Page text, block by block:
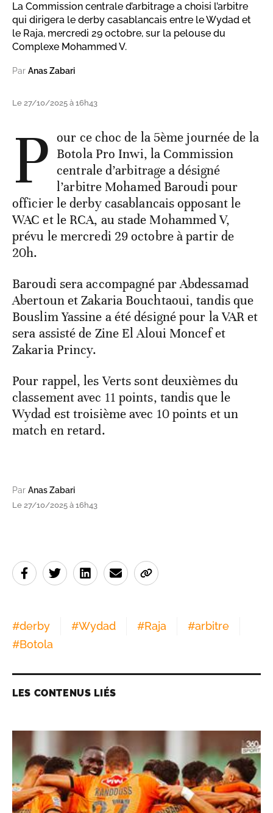
La Commission centrale d’arbitrage a choisi l’arbitre
qui dirigera le derby casablancais entre le Wydad et
le Raja, mercredi 29 octobre, sur la pelouse du
Complexe Mohammed V.
Par Anas Zabari
Le 27/10/2025 à 16h43
P our ce choc de la 5ème journée de la
Botola Pro Inwi, la Commission
centrale d’arbitrage a désigné
l’arbitre Mohamed Baroudi pour
officier le derby casablancais opposant le
WAC et le RCA, au stade Mohammed V,
prévu le mercredi 29 octobre à partir de
20h.
Baroudi sera accompagné par Abdessamad
Abertoun et Zakaria Bouchtaoui, tandis que
Bouslim Yassine a été désigné pour la VAR et
sera assisté de Zine El Aloui Moncef et
Zakaria Princy.
Pour rappel, les Verts sont deuxièmes du
classement avec 11 points, tandis que le
Wydad est troisième avec 10 points et un
match en retard.
Par Anas Zabari
Le 27/10/2025 à 16h43
#derby #Wydad #Raja #arbitre
#Botola
LES CONTENUS LIÉS